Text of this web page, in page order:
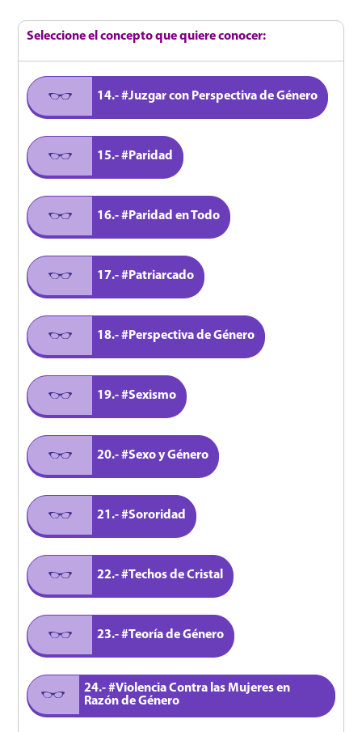
Seleccione el concepto que quiere conocer:
14.- #Juzgar con Perspectiva de Género
15.- #Paridad
16.- #Paridad en Todo
17.- #Patriarcado
18.- #Perspectiva de Género
19.- #Sexismo
20.- #Sexo y Género
21.- #Sororidad
22.- #Techos de Cristal
23.- #Teoría de Género
24.- #Violencia Contra las Mujeres en
Razón de Género